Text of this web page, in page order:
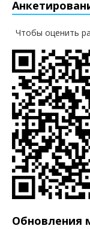
Чтобы оценить
Обновления